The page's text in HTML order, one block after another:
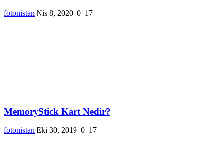
fotonistan Nis 8, 2020 0 17
MemoryStick Kart Nedir?
fotonistan Eki 30, 2019 0 17